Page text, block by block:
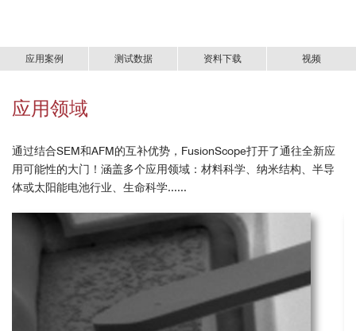
应用案例 测试数据 资料下载 视频
应用领域
通过结合SEM和AFM的互补优势，FusionScope打开了通往全新应
用可能性的大门！涵盖多个应用领域：材料科学、纳米结构、半导
体或太阳能电池行业、生命科学......
标准AFM
静态模式（接触模式）
FusionScope多功能显微镜-中文资料.pdf
FusionScope多功能显微镜
启表面表征新纪元！